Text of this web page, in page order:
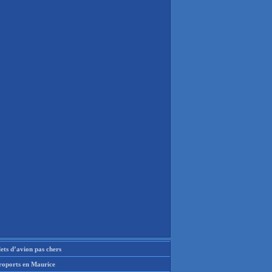
d’avion pas chers
en Maurice